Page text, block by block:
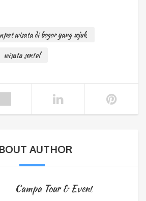
wisata di bogor yang sejuk
wisata sentul
AUTHOR
Campa Tour & Event